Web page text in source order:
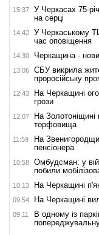
15:37
У Черкасах 75-
на серці
14:42
У Черкаському
час оповіщення
14:30 Черкащина -
13:06
СБУ викрила
проросійську
12:43
На Черкащині
грози
12:07
На
торфовища
11:59
На
пенсіонера
10:58
Омбудсман: у
побили
10:13 На Черкащині
09:54 На Черкащині
09:11
В одному із